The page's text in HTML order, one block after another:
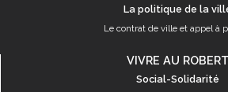
La politique de la
Le contrat de ville et appel à
VIVRE AU ROBERT
Social-Solidarité